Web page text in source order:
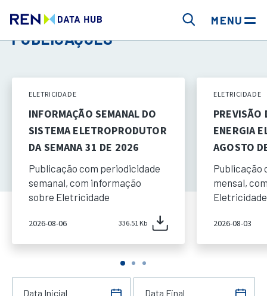
MENU
PUBLICAÇÕES
ELETRICIDADE
INFORMAÇÃO SEMANAL DO
SISTEMA ELETROPRODUTOR
DA SEMANA 31 DE 2026
Publicação com periodicidade
semanal, com informação
sobre Eletricidade
2026-08-06 336.51 Kb
ELETRICIDADE
PREVISÃO
ENERGIA
AGOSTO
Publicação
mensal,
Eletricidade
2026-08-03